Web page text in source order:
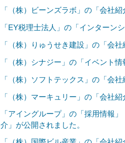
「（株）ビーンズラボ」の「会社紹
「EY税理士法人」の「インターン
「（株）りゅうせき建設」の「会
「（株）シナジー」の「イベント情
「（株）ソフトテックス」の「会
「（株）マーキュリー」の「会社紹
「アイングループ」の「採用情報
介」が公開されました。